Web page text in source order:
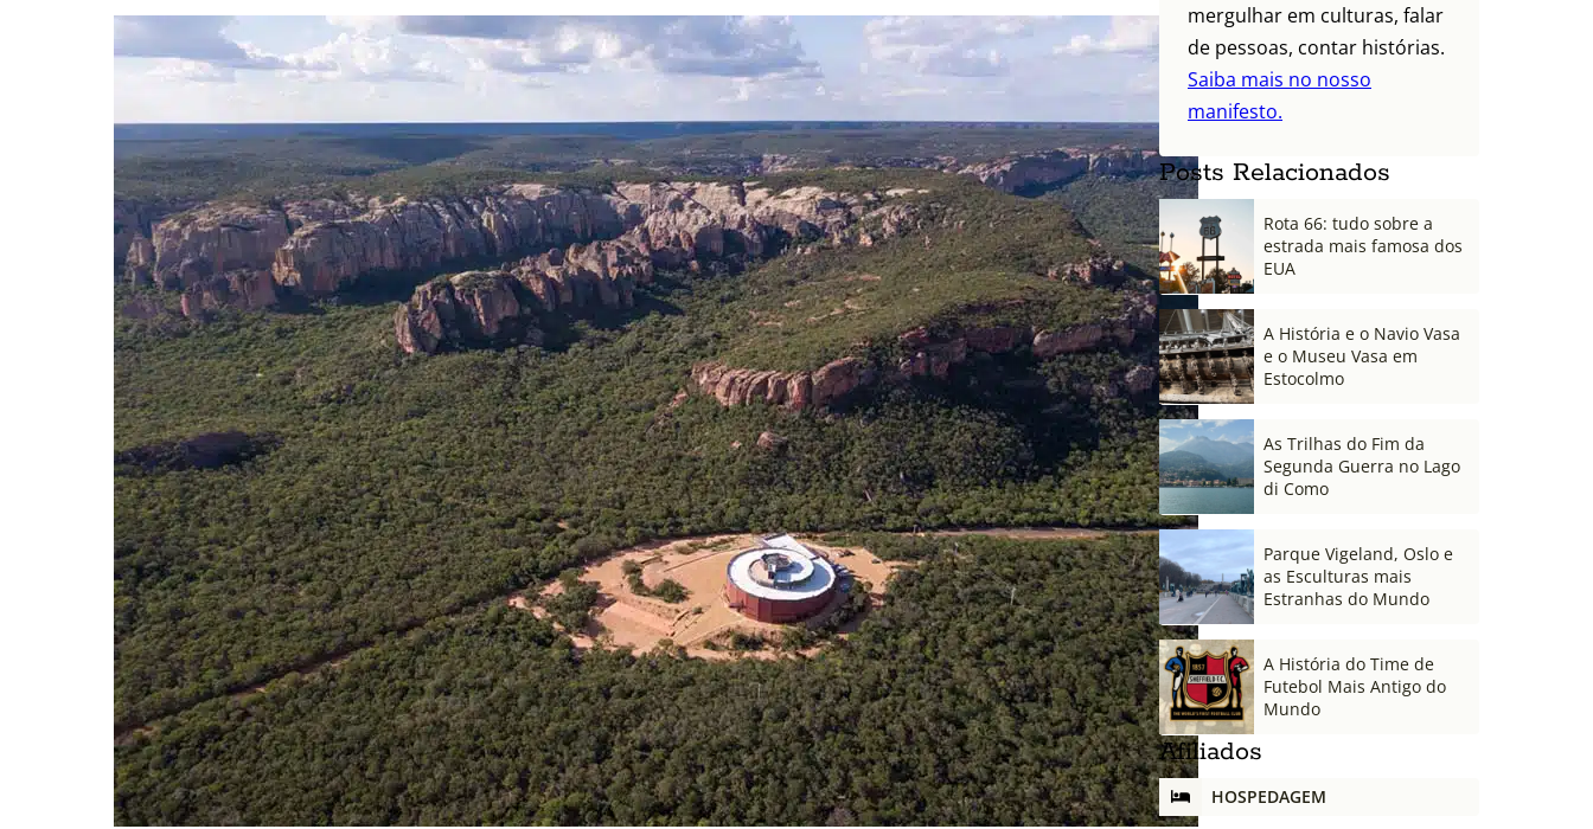
mergulhar em culturas, falar
de pessoas, contar histórias.
Saiba mais no nosso
manifesto.
Posts Relacionados
Rota 66: tudo sobre a
estrada mais famosa dos
EUA
A História e o Navio Vasa
e o Museu Vasa em
Estocolmo
As Trilhas do Fim da
Segunda Guerra no Lago
di Como
Parque Vigeland, Oslo e
as Esculturas mais
Estranhas do Mundo
A História do Time de
Futebol Mais Antigo do
Mundo
Afiliados
HOSPEDAGEM